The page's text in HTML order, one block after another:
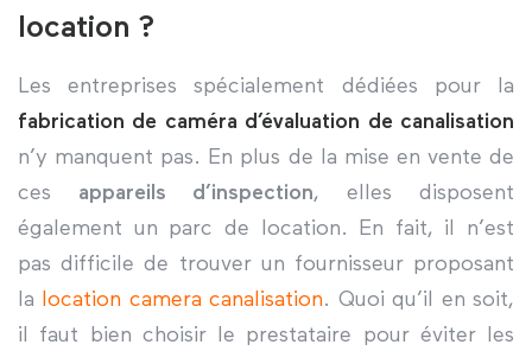
location ?
Les entreprises spécialement dédiées pour la
fabrication de caméra d’évaluation de canalisation
n’y manquent pas. En plus de la mise en vente de
ces appareils d’inspection, elles disposent
également un parc de location. En fait, il n’est
pas difficile de trouver un fournisseur proposant
la
location camera canalisation. Quoi qu’il en soit,
il faut bien choisir le prestataire pour éviter les